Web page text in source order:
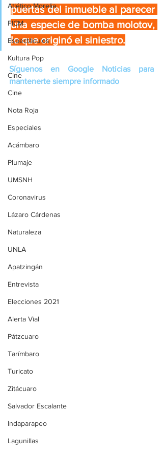
Atlético Morelia
FICM
Espectáculos
Kultura Pop
Cine
Cine
Nota Roja
Especiales
Acámbaro
Plumaje
UMSNH
Coronavirus
Lázaro Cárdenas
Naturaleza
UNLA
Apatzingán
Entrevista
Elecciones 2021
Alerta Vial
Pátzcuaro
Tarímbaro
Turicato
Zitácuaro
Salvador Escalante
Indaparapeo
Lagunillas
puertas del inmueble al parecer
una especie de bomba molotov,
lo que originó el siniestro.
Síguenos en Google Noticias para
mantenerte siempre informado